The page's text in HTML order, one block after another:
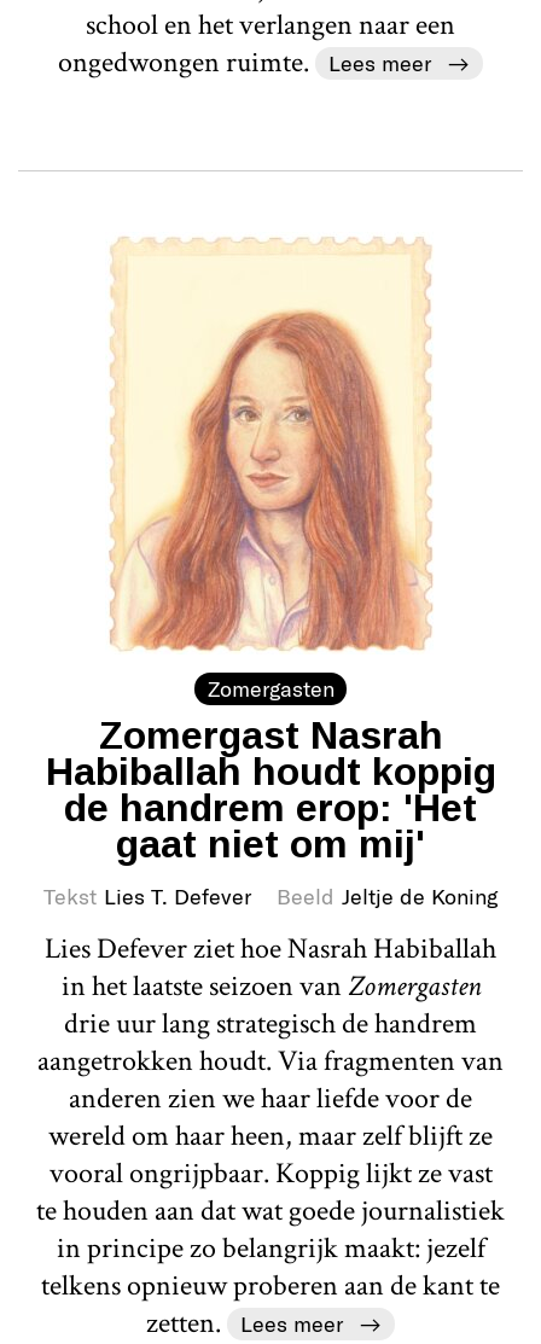
school en het verlangen naar een
ongedwongen ruimte.
Lees meer
Zomergasten
Zomergast Nasrah
Habiballah houdt koppig
de handrem erop: 'Het
gaat niet om mij'
Tekst Lies T. Defever Beeld Jeltje de Koning
Lies Defever ziet hoe Nasrah Habiballah
in het laatste seizoen vanZomergasten
drie uur lang strategisch de handrem
aangetrokken houdt. Via fragmenten van
anderen zien we haar liefde voor de
wereld om haar heen, maar zelf blijft ze
vooral ongrijpbaar. Koppig lijkt ze vast
te houden aan dat wat goede journalistiek
in principe zo belangrijk maakt: jezelf
telkens opnieuw proberen aan de kant te
zetten.
Lees meer